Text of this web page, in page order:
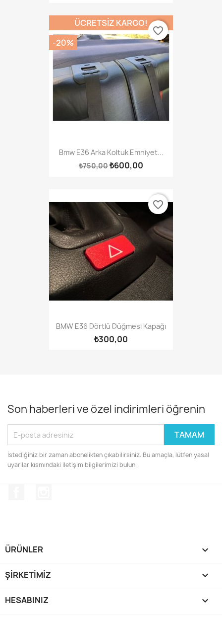
Bmw E36 Arka Koltuk Emniyet...
₺750,00₺600,00
ÜCRETSIZ KARGO!
-20%
favorite_border
BMW E36 Dörtlü Düğmesi Kapağı
₺300,00
favorite_border
Son haberleri ve özel indirimleri öğrenin
İstediğiniz bir zaman abonelikten çıkabilirsiniz. Bu amaçla, lütfen yasal
uyarılar kısmındaki iletişim bilgilerimizi bulun.
ÜRÜNLER 
ŞIRKETIMIZ 
HESABINIZ 